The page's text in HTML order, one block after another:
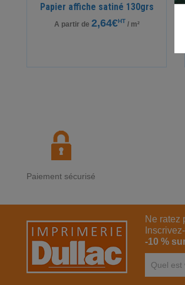
Papier affiche satiné 130grs
A partir de 2,64€HT / m²
Paiement sécurisé
Ne ratez
-10 %